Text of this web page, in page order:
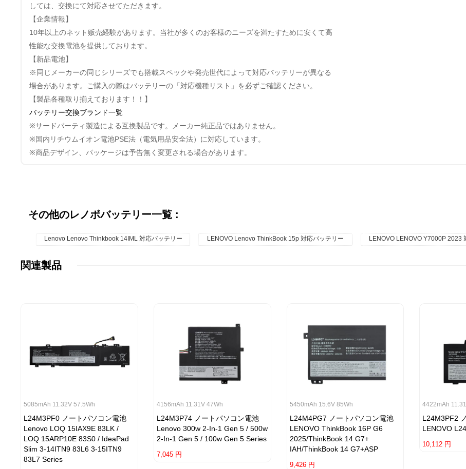
しては、交換にて対応させてただきます。
【企業情報】
10年以上のネット贩売経験があります。当社が多くのお客様のニーズを満たすために安くて高
性能な交換電池を提供しております。
【新品電池】
※同じメーカーの同じシリーズでも搭載スペックや発売世代によって対応バッテリーが異なる
場合があります。ご購入の際はバッテリーの「対応機種リスト」を必ずご確認ください。
【製品各種取り揃えております！！】
バッテリー交換ブランド一覧
※サードパーティ製造による互換製品です。メーカー純正品ではありません。
※国内リチウムイオン電池PSE法（電気用品安全法）に対応しています。
※商品デザイン、パッケージは予告無く変更される場合があります。
その他のレノボバッテリー一覧 :
Lenovo Lenovo Thinkbook 14IML 対応バッテリー LENOVO Lenovo ThinkBook 15p 対応バッテリー LENOVO LENOVO Y7000P 2023
関連製品
5085mAh 11.32V 57.5Wh
L24M3PF0 ノートパソコン電池
Lenovo LOQ 15IAX9E 83LK /
LOQ 15ARP10E 83S0 / IdeaPad
Slim 3-14ITN9 83L6 3-15ITN9
83L7 Series
4156mAh 11.31V 47Wh
L24M3P74 ノートパソコン電池
Lenovo 300w 2-In-1 Gen 5 / 500w
2-In-1 Gen 5 / 100w Gen 5 Series
7,045 円
5450mAh 15.6V 85Wh
L24M4PG7 ノートパソコン電池
LENOVO ThinkBook 16P G6
2025/ThinkBook 14 G7+
IAH/ThinkBook 14 G7+ASP
9,426 円
4422mAh
L24M3PF2
LENOVO
10,112 円